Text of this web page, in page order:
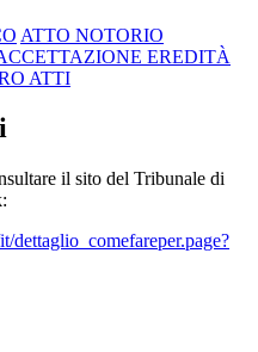
ATTO NOTORIO
EREDITÀ
ATTI
il sito del Tribunale di
dettaglio_comefareper.page?